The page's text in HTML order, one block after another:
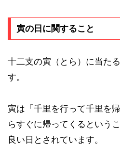
寅の日に関すること
十二支の寅（とら）に当た
す。
寅は「千里を行って千里を
らすぐに帰ってくるという
良い日とされています。